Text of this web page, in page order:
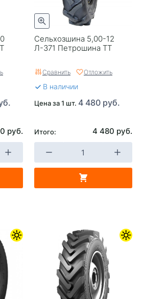
руб.
Сельхозшина 5,00-12
Л-371 Петрошина TT
Сравнить Отложить
В наличии
Цена за 1 шт. 4 480 руб.
Итого: 4 480 руб.